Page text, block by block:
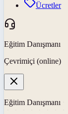
Ücretler
Eğitim Danışmanı
Çevrimiçi (online)
Eğitim Danışmanı